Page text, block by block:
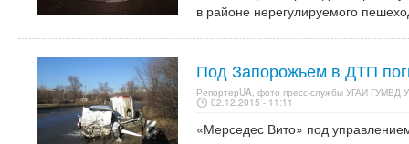
в районе нерегулируемого
Под Запорожьем в ДТП
РепортерUA, фото пресс-службы УГАИ ГУМВД
02.12.2015 - 11:11
«Мерседес Вито» под